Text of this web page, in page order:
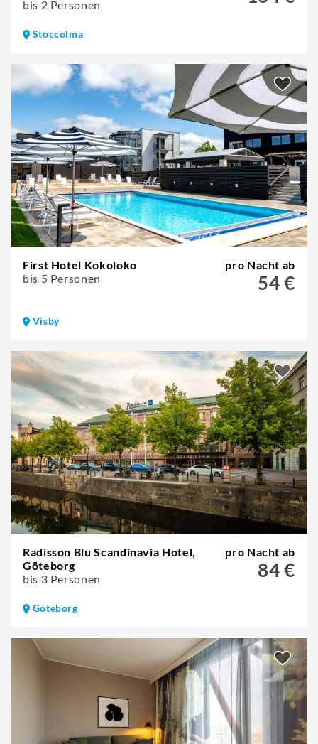
bis 2 Personen
Stoccolma
First Hotel Kokoloko
bis 5 Personen
pro Nacht ab
54 €
Visby
Radisson Blu Scandinavia Hotel,
Göteborg
bis 3 Personen
pro Nacht ab
84 €
Göteborg